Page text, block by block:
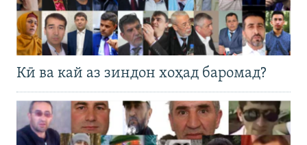
Кӣ ва кай аз зиндон хоҳад баромад?